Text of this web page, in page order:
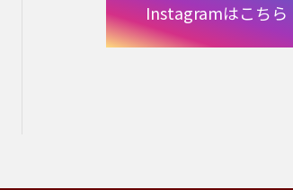
Instagramはこちら